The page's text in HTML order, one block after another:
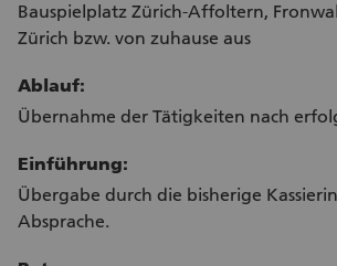
Bauspielplatz Zürich-Affoltern,
Zürich bzw. von zuhause aus
Ablauf:
Übernahme der Tätigkeiten nach
Einführung:
Übergabe durch die bisherige
Absprache.